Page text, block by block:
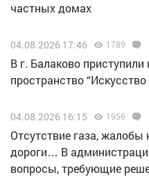
частных домах
04.08.2026 17:46 1789
В г. Балаково приступили
пространство “Искусство
04.08.2026 16:15 1956
Отсутствие газа, жалобы
дороги… В
вопросы, требующие